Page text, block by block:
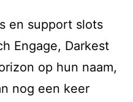
en support slots
Engage, Darkest
op hun naam,
nog een keer